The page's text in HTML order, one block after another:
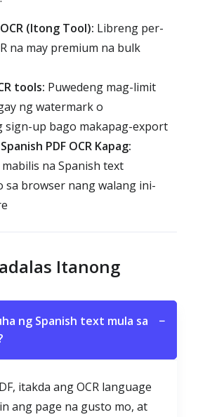
(Itong Tool): Libreng per-
na may premium na bulk
tools: Puwedeng mag-limit
ng watermark o
sign-up bago makapag-export
PDF OCR Kapag:
na Spanish text
sa browser nang walang ini-
Itanong
ng Spanish text mula sa
−
itakda ang OCR language
ang page na gusto mo, at